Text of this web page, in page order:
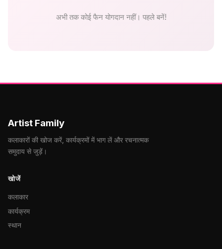
अभी तक कोई फैन योगदान नहीं। पहले बनें!
Artist Family
कलाकारों की खोज करें, कार्यक्रमों में भाग लें और रचनात्मक
समुदाय से जुड़ें।
खोजें
कलाकार
कार्यक्रम
स्थान